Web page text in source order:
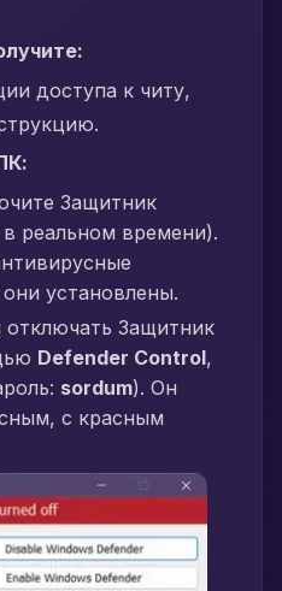
доступа к читу,
Защитник
реальном времени).
установлены.
Защитник
Defender Control,
sordum). Он
с красным